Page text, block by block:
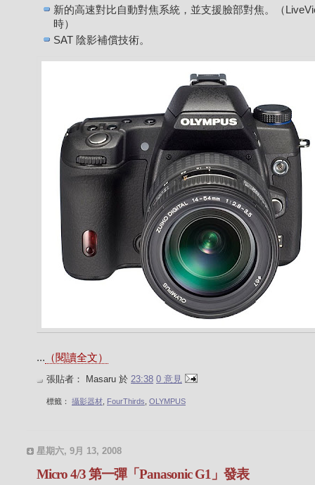
新的高速對比自動對焦系統，並支援臉部對焦。（
時）
SAT 陰影補償技術。
... （閱讀全文）
張貼者： Masaru 於 23:38 0 意見
標籤： 攝影器材 FourThirds OLYMPUS
星期六, 9月 13, 2008
Micro 4/3 第一彈「Panasonic G1」發表